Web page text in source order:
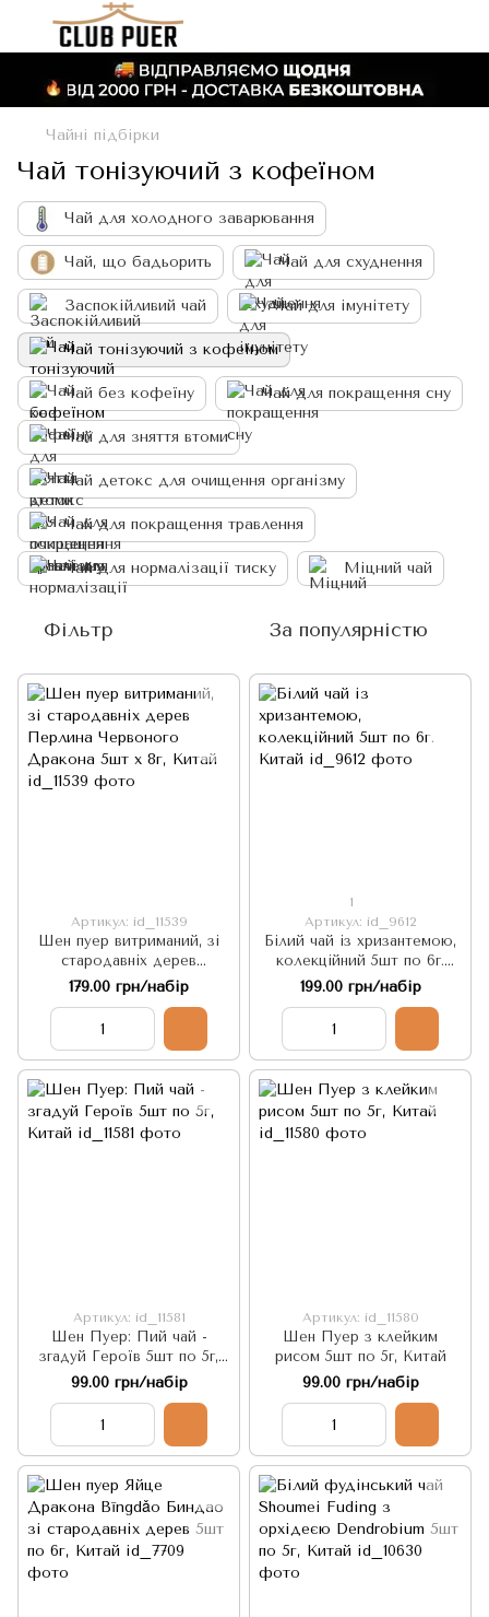
Чайні підбірки
Чай тонізуючий з кофеїном
Чай для холодного заварювання
Чай, що бадьорить Чай для схуднення
Заспокійливий чай Чай для імунітету
Чай тонізуючий з кофеїном
Чай без кофеїну Чай для покращення сну
Чай для зняття втоми
Чай детокс для очищення організму
Чай для покращення травлення
Чай для нормалізації тиску Міцний чай
Фільтр За популярністю
Артикул: id_11539
Шен пуер витриманий, зі
стародавніх дерев
Перлина Червоного
Дракона 5шт х 8г, Китай
179.00 грн/набір
1
Артикул: id_9612
Білий чай із хризантемою,
колекційний 5шт по 6г.
Китай
199.00 грн/набір
Артикул: id_11581
Шен Пуер: Пий чай -
згадуй Героїв 5шт по 5г,
Китай
99.00 грн/набір
Артикул: id_11580
Шен Пуер з клейким
рисом 5шт по 5г, Китай
99.00 грн/набір